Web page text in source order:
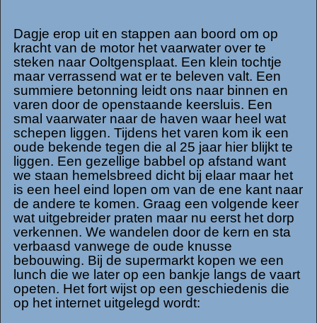
Dagje erop uit en stappen aan boord om op
kracht van de motor het vaarwater over te
steken naar Ooltgensplaat. Een klein tochtje
maar verrassend wat er te beleven valt. Een
summiere betonning leidt ons naar binnen en
varen door de openstaande keersluis. Een
smal vaarwater naar de haven waar heel wat
schepen liggen. Tijdens het varen kom ik een
oude bekende tegen die al 25 jaar hier blijkt te
liggen. Een gezellige babbel op afstand want
we staan hemelsbreed dicht bij elaar maar het
is een heel eind lopen om van de ene kant naar
de andere te komen. Graag een volgende keer
wat uitgebreider praten maar nu eerst het dorp
verkennen. We wandelen door de kern en sta
verbaasd vanwege de oude knusse
bebouwing. Bij de supermarkt kopen we een
lunch die we later op een bankje langs de vaart
opeten. Het fort wijst op een geschiedenis die
op het internet uitgelegd wordt: